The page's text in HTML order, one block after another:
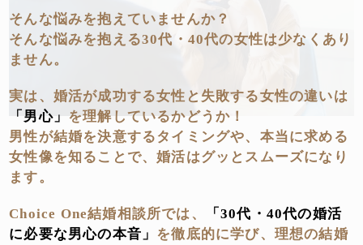
そんな悩みを抱えていませんか？
そんな悩みを抱える30代・40代の女性は少なくあり
ません。
実は、婚活が成功する女性と失敗する女性の違いは
「男心」 を理解しているかどうか！
男性が結婚を決意するタイミングや、本当に求める
女性像を知ることで、婚活はグッとスムーズになり
ます。
Choice One結婚相談所では、
「30代・40代の婚活
に必要な男心の本音」 を徹底的に学び、理想の結婚